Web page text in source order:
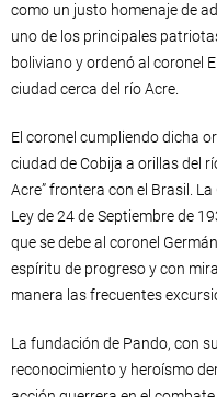
como un justo homenaje de
uno de los principales
boliviano y ordenó al coronel
ciudad cerca del río Acre.
El coronel cumpliendo dicha
ciudad de Cobija a orillas del
Acre” frontera con el Brasil.
Ley de 24 de Septiembre de
que se debe al coronel
espíritu de progreso y con
manera las frecuentes
La fundación de Pando, con
reconocimiento y heroísmo